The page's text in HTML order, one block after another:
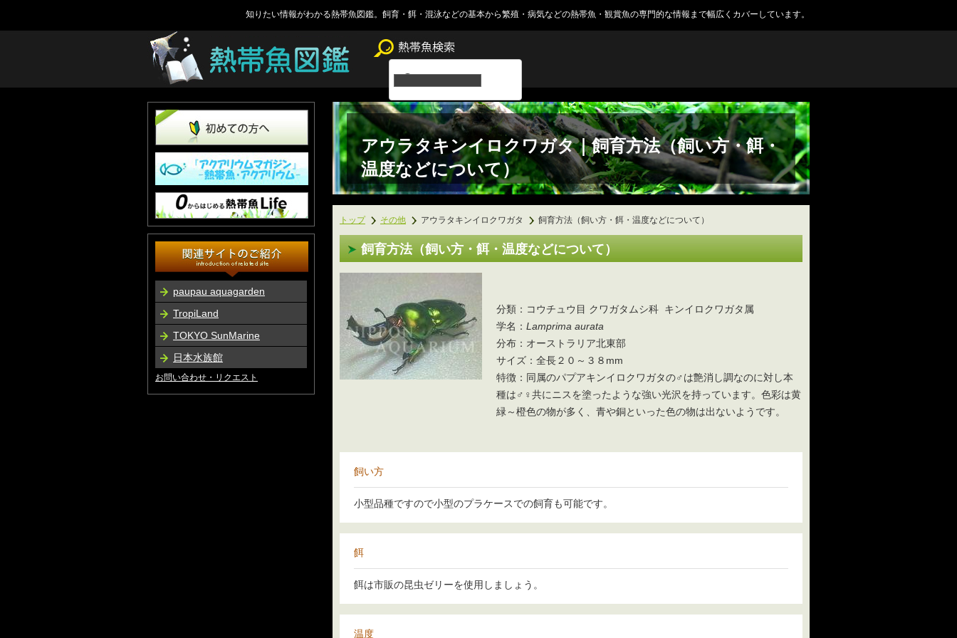
知りたい情報がわかる熱帯魚図鑑。飼育・餌・混泳などの基本から繁殖・病気などの熱帯魚・観賞魚の専門的な情報まで幅広くカバーしています。
アウラタキンイロクワガタ｜飼育方法（飼い方・餌・
温度などについて）
トップ その他 アウラタキンイロクワガタ 飼育方法（飼い方・餌・温度などについて）
飼育方法（飼い方・餌・温度などについて）
分類：コウチュウ目 クワガタムシ科 キンイロクワガタ属
学名： Lamprima aurata
分布：オーストラリア北東部
サイズ：全長２０～３８mm
特徴：同属のパプアキンイロクワガタの♂は艶消し調なのに対し本
種は♂♀共にニスを塗ったような強い光沢を持っています。色彩は黄
緑～橙色の物が多く、青や銅といった色の物は出ないようです。
飼い方
小型品種ですので小型のプラケースでの飼育も可能です。
餌
餌は市販の昆虫ゼリーを使用しましょう。
温度
paupau aquagarden
TropiLand
TOKYO SunMarine
日本水族館
お問い合わせ・リクエスト